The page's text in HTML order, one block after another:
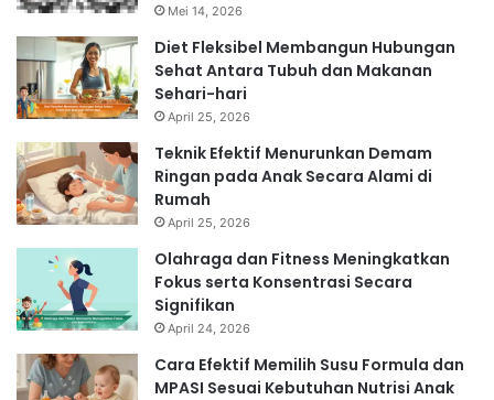
Mei 14, 2026
Diet Fleksibel Membangun Hubungan
Sehat Antara Tubuh dan Makanan
Sehari-hari
April 25, 2026
Teknik Efektif Menurunkan Demam
Ringan pada Anak Secara Alami di
Rumah
April 25, 2026
Olahraga dan Fitness Meningkatkan
Fokus serta Konsentrasi Secara
Signifikan
April 24, 2026
Cara Efektif Memilih Susu Formula dan
MPASI Sesuai Kebutuhan Nutrisi Anak